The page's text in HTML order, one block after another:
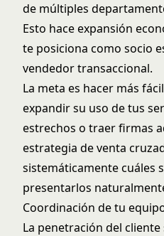
de múltiples
Esto hace expansión
te posiciona como socio
vendedor transaccional.
La meta es hacer más
expandir su uso de tus
estrechos o traer firmas
estrategia de venta
sistemáticamente cuáles
presentarlos
Coordinación de tu
La penetración del